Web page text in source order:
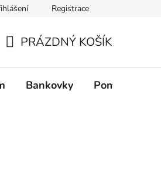
Registrace
PRÁZDNÝ KOŠÍK
Bankovky Pomůcky